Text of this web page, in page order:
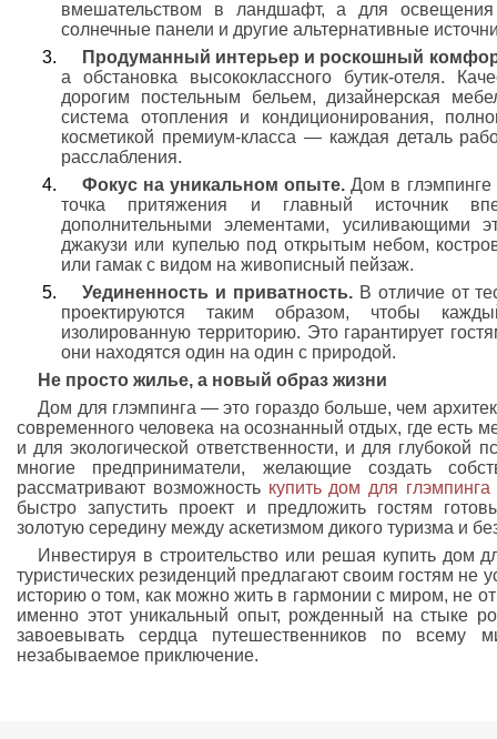
вмешательством в ландшафт, а для освещения
солнечные панели и другие альтернативные
Продуманный интерьер и роскошный
а обстановка высококлассного бутик-отеля.
дорогим постельным бельем, дизайнерская
система отопления и кондиционирования,
косметикой премиум-класса — каждая деталь
расслабления.
Фокус на уникальном опыте. Дом в глэмпинге
точка притяжения и главный источник
дополнительными элементами, усиливающими
джакузи или купелью под открытым небом,
или гамак с видом на живописный пейзаж.
Уединенность и приватность.В отличие от
проектируются таким образом, чтобы
изолированную территорию. Это гарантирует
они находятся один на один с природой.
Не просто жилье, а новый образ жизни
Дом для глэмпинга — это гораздо больше, чем
современного человека на осознанный отдых, где есть
и для экологической ответственности, и для глубокой
многие предприниматели, желающие создать
рассматривают возможность купить дом для глэмпинга
быстро запустить проект и предложить гостям
золотую середину между аскетизмом дикого туризма и
Инвестируя в строительство или решая купить дом
туристических резиденций предлагают своим гостям
историю о том, как можно жить в гармонии с миром, не
именно этот уникальный опыт, рожденный на стыке
завоевывать сердца путешественников по всему
незабываемое приключение.